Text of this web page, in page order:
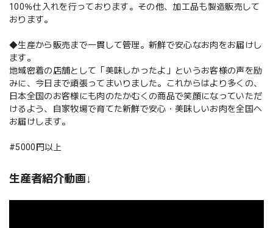
100％仕入れを行っております。その他、加工品も製造販売して
おります。
◆生産から販売まで一貫して管理。新鮮で安心なお肉をお届けし
ます。
地域密着の店舗として「美味しかったよ」というお客様の声を励
みに、今日まで頑張ってまいりました。これからはより多くの、
日本全国のお客様にも肉のたかむくの商品で笑顔になっていただ
けるよう、自家牧場で育てた新鮮で安心・美味しいお肉を全国へ
お届けします。
#5000円以上
生産者紹介動画↓